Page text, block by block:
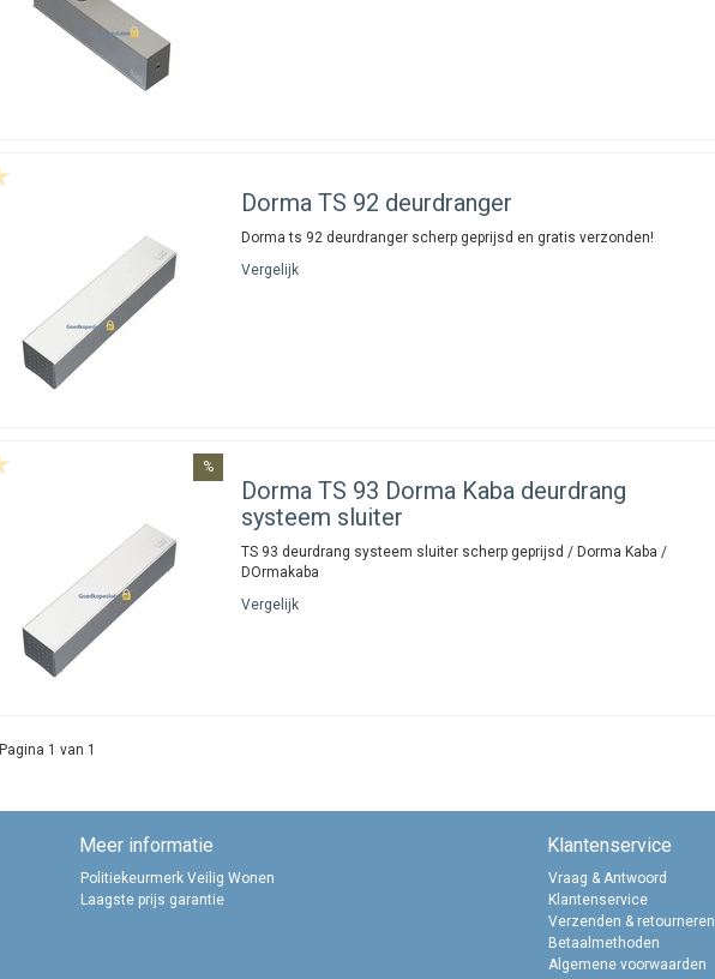
DormaTS 92 deurdranger
Dorma ts 92 deurdranger scherp geprijsd en gratis verzonden!
Vergelijk
%
DormaTS 93 Dorma Kaba deurdrang
systeem sluiter
TS 93 deurdrang systeem sluiter scherp geprijsd / Dorma Kaba /
DOrmakaba
Vergelijk
Pagina 1 van 1
Meer informatie
Politiekeurmerk Veilig Wonen
Laagste prijs garantie
Klantenservice
Vraag & Antwoord
Klantenservice
Verzenden & retourneren
Betaalmethoden
Algemene voorwaarden